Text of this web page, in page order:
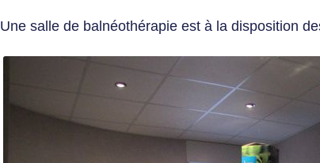
Une salle de balnéothérapie est à la disposition